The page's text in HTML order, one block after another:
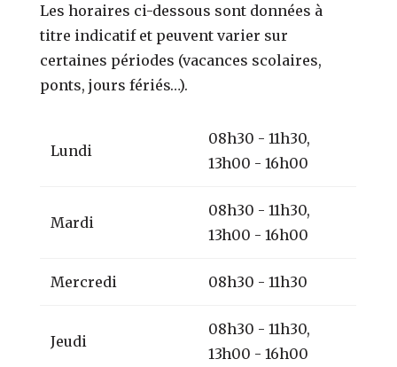
Les horaires ci-dessous sont données à
titre indicatif et peuvent varier sur
certaines périodes (vacances scolaires,
ponts, jours fériés…).
Lundi
08h30 - 11h30,
13h00 - 16h00
Mardi
08h30 - 11h30,
13h00 - 16h00
Mercredi 08h30 - 11h30
Jeudi
08h30 - 11h30,
13h00 - 16h00